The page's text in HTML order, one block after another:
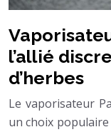
l’allié
d’herbes
Le vaporisateur
un choix